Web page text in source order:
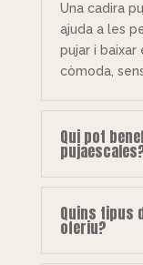
Una cadira
ajuda a les
pujar i baixar
còmoda,
Qui pot
Quins tipus
oferiu?